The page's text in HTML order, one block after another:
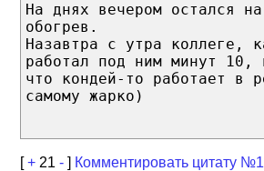
На днях вечером остался
обогрев.
Назавтра с утра коллеге,
работал под ним минут 10,
что кондей-то работает в
самому жарко)
[+ 21 - ] Комментировать цитату